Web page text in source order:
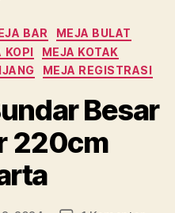
BAR
MEJA BULAT
KOPI
MEJA KOTAK
MEJA REGISTRASI
Besar
220cm